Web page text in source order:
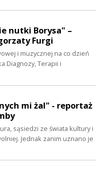
nutki Borysa" –
Furgi
i muzycznej na co dzień
Diagnozy, Terapii i
mi żal" - reportaż
sąsiedzi ze świata kultury i
Jednak zanim uznano je